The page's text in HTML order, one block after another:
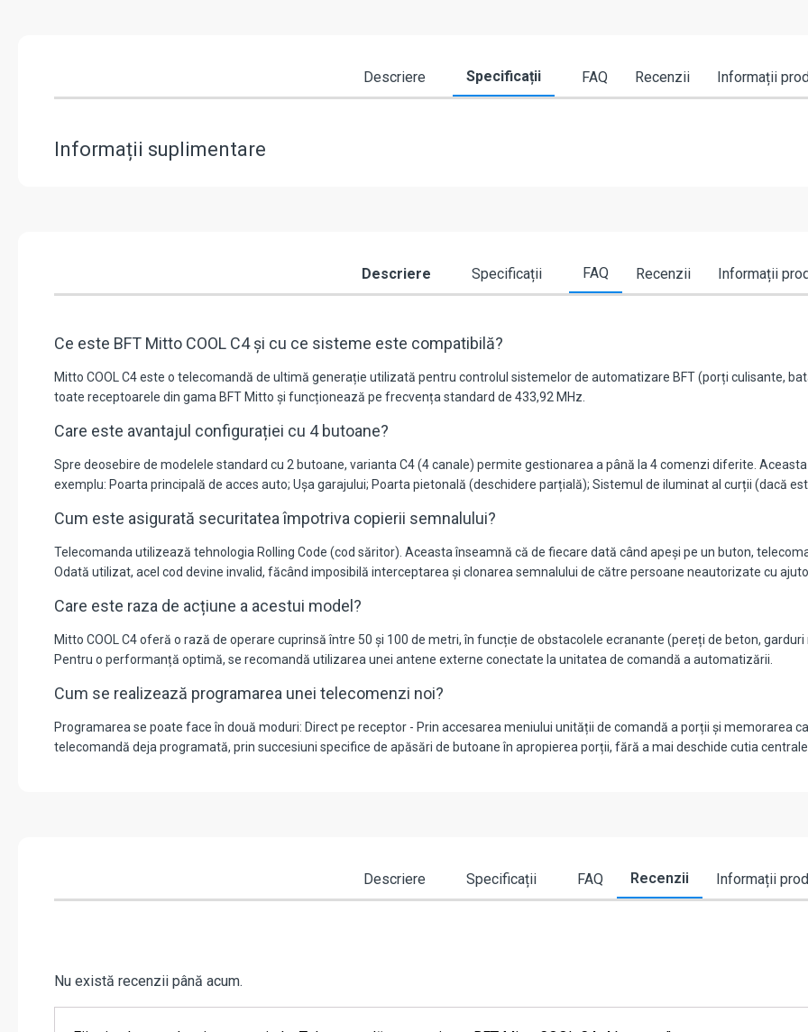
Descriere Specificații FAQ Recenzii Informații
Informații suplimentare
Descriere Specificații FAQ Recenzii Informații
Ce este BFT Mitto COOL C4 și cu ce sisteme este compatibilă?
Mitto COOL C4 este o telecomandă de ultimă generație utilizată pentru controlul sistemelor de automatizare BFT (porți culisante,
toate receptoarele din gama BFT Mitto și funcționează pe frecvența standard de 433,92 MHz.
Care este avantajul configurației cu 4 butoane?
Spre deosebire de modelele standard cu 2 butoane, varianta C4 (4 canale) permite gestionarea a până la 4 comenzi diferite.
exemplu: Poarta principală de acces auto; Ușa garajului; Poarta pietonală (deschidere parțială); Sistemul de iluminat al curții (dacă
Cum este asigurată securitatea împotriva copierii semnalului?
Telecomanda utilizează tehnologia Rolling Code (cod săritor). Aceasta înseamnă că de fiecare dată când apeși pe un buton,
Odată utilizat, acel cod devine invalid, făcând imposibilă interceptarea și clonarea semnalului de către persoane neautorizate cu
Care este raza de acțiune a acestui model?
Mitto COOL C4 oferă o rază de operare cuprinsă între 50 și 100 de metri, în funcție de obstacolele ecranante (pereți de beton,
Pentru o performanță optimă, se recomandă utilizarea unei antene externe conectate la unitatea de comandă a automatizării.
Cum se realizează programarea unei telecomenzi noi?
Programarea se poate face în două moduri: Direct pe receptor - Prin accesarea meniului unității de comandă a porții și memorarea
telecomandă deja programată, prin succesiuni specifice de apăsări de butoane în apropierea porții, fără a mai deschide cutia
Descriere Specificații FAQ Recenzii Informații
Nu există recenzii până acum.